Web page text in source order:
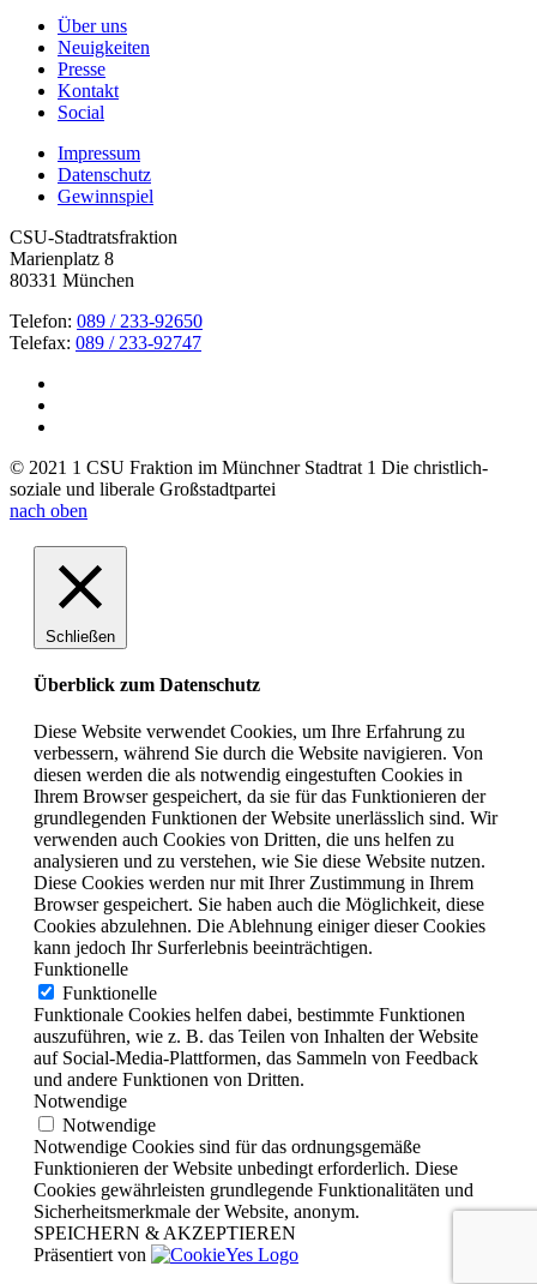
Über uns
Neuigkeiten
Presse
Kontakt
Social
Impressum
Datenschutz
Gewinnspiel
CSU-Stadtratsfraktion
Marienplatz 8
80331 München
Telefon: 089 / 233-92650
Telefax: 089 / 233-92747
© 2021 1 CSU Fraktion im Münchner Stadtrat 1 Die christlich-
soziale und liberale Großstadtpartei
nach oben
Schließen
Überblick zum Datenschutz
Diese Website verwendet Cookies, um Ihre Erfahrung zu
verbessern, während Sie durch die Website navigieren. Von
diesen werden die als notwendig eingestuften Cookies in
Ihrem Browser gespeichert, da sie für das Funktionieren der
grundlegenden Funktionen der Website unerlässlich sind. Wir
verwenden auch Cookies von Dritten, die uns helfen zu
analysieren und zu verstehen, wie Sie diese Website nutzen.
Diese Cookies werden nur mit Ihrer Zustimmung in Ihrem
Browser gespeichert. Sie haben auch die Möglichkeit, diese
Cookies abzulehnen. Die Ablehnung einiger dieser Cookies
kann jedoch Ihr Surferlebnis beeinträchtigen.
Funktionelle
Funktionelle
Funktionale Cookies helfen dabei, bestimmte Funktionen
auszuführen, wie z. B. das Teilen von Inhalten der Website
auf Social-Media-Plattformen, das Sammeln von Feedback
und andere Funktionen von Dritten.
Notwendige
Notwendige
Notwendige Cookies sind für das ordnungsgemäße
Funktionieren der Website unbedingt erforderlich. Diese
Cookies gewährleisten grundlegende Funktionalitäten und
Sicherheitsmerkmale der Website, anonym.
SPEICHERN & AKZEPTIEREN
Präsentiert von